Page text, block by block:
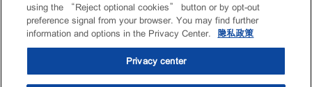
using the “Reject optional cookies” button or by opt-out
preference signal from your browser. You may find further
information and options in the Privacy Center.
隐私政策
Privacy center